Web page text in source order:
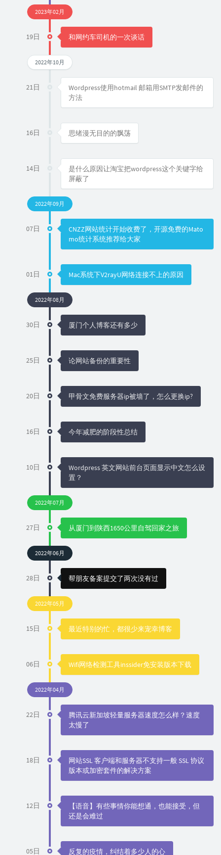
2023年02月
19日 和网约车司机的一次谈话
2022年10月
21日
Wordpress使用hotmail 邮箱用SMTP发邮件的
方法
16日 思绪漫无目的的飘荡
14日
是什么原因让淘宝把wordpress这个关键字给
屏蔽了
2022年09月
07日
CNZZ网站统计开始收费了，开源免费的Mato
mo统计系统推荐给大家
01日 Mac系统下V2rayU网络连接不上的原因
2022年08月
30日 厦门个人博客还有多少
25日 论网站备份的重要性
20日 甲骨文免费服务器ip被墙了，怎么更换ip?
16日 今年减肥的阶段性总结
10日
Wordpress 英文网站前台页面显示中文怎么设
置？
2022年07月
27日 从厦门到陕西1650公里自驾回家之旅
2022年06月
28日 帮朋友备案提交了两次没有过
2022年05月
15日 最近特别的忙，都很少来宠幸博客
06日 Wifi网络检测工具inssider免安装版本下载
2022年04月
22日
腾讯云新加坡轻量服务器速度怎么样？速度
太慢了
18日
网站SSL 客户端和服务器不支持一般 SSL 协议
版本或加密套件的解决方案
12日
【语音】有些事情你能想通，也能接受，但
还是会难过
05日 反复的疫情，纠结着多少人的心